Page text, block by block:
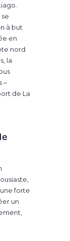
à but
en
nord
la
–
de La
forte
un